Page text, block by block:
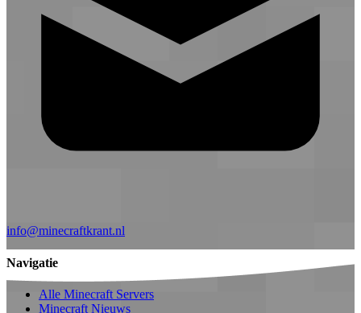
info@minecraftkrant.nl
Navigatie
Alle Minecraft Servers
Minecraft Nieuws